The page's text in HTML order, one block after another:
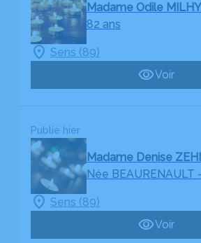
Madame Odile
82 ans
Sens (89)
Voir
Publié hier
Madame Denise
Née BEAURENAULT
Sens (89)
Voir